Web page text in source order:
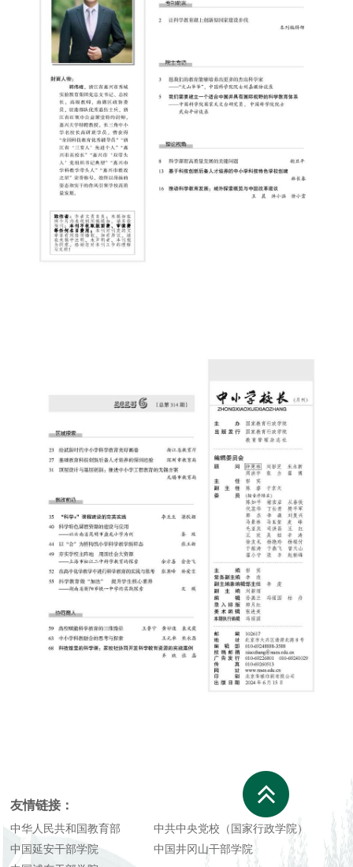
友情链接：
中华人民共和国教育部
中共中央党校（国家行政学院）
中国延安干部学院
中国井冈山干部学院